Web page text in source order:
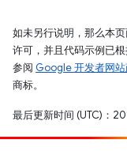
如未另行说明，那么本
许可，并且代码示例已
参阅 Google 开发者网
商标。
最后更新时间 (UTC)：